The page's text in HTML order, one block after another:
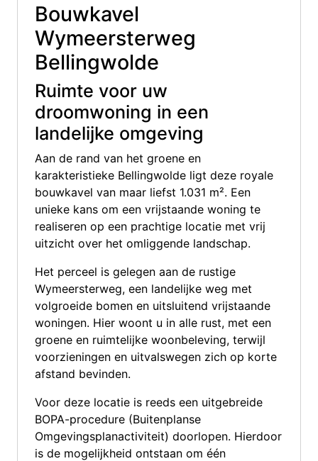
Bouwkavel
Wymeersterweg
Bellingwolde
Ruimte voor uw
droomwoning in een
landelijke omgeving
Aan de rand van het groene en
karakteristieke Bellingwolde ligt deze royale
bouwkavel van maar liefst 1.031 m². Een
unieke kans om een vrijstaande woning te
realiseren op een prachtige locatie met vrij
uitzicht over het omliggende landschap.
Het perceel is gelegen aan de rustige
Wymeersterweg, een landelijke weg met
volgroeide bomen en uitsluitend vrijstaande
woningen. Hier woont u in alle rust, met een
groene en ruimtelijke woonbeleving, terwijl
voorzieningen en uitvalswegen zich op korte
afstand bevinden.
Voor deze locatie is reeds een uitgebreide
BOPA-procedure (Buitenplanse
Omgevingsplanactiviteit) doorlopen. Hierdoor
is de mogelijkheid ontstaan om één